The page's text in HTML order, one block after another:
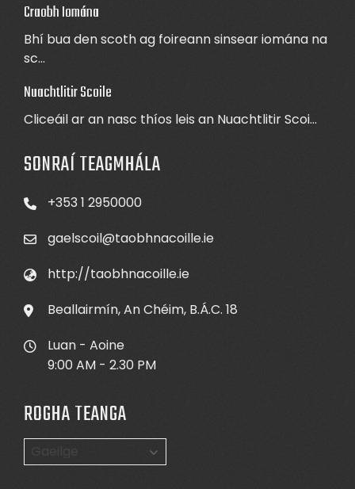
Craobh Iomána
Bhí bua den scoth ag foireann sinsear iomána na
sc...
Nuachtlitir Scoile
Cliceáil ar an nasc thíos leis an Nuachtlitir Scoi...
SONRAÍ TEAGMHÁLA
+353 1 2950000
gaelscoil@taobhnacoille.ie
http://taobhnacoille.ie
Beallairmín, An Chéim, B.Á.C. 18
Luan - Aoine
9:00 AM - 2.30 PM
ROGHA TEANGA